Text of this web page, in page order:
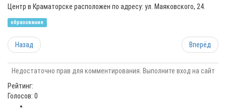
Центр в Краматорске расположен по адресу: ул. Маяковского, 24.
образование
Назад Вперёд
Недостаточно прав для комментирования. Выполните вход на сайт
Рейтинг:
Голосов: 0